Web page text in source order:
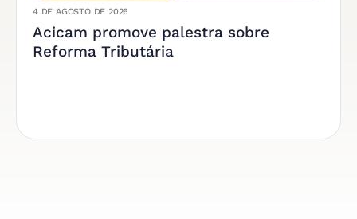
4 DE AGOSTO DE 2026
Acicam promove palestra sobre
Reforma Tributária